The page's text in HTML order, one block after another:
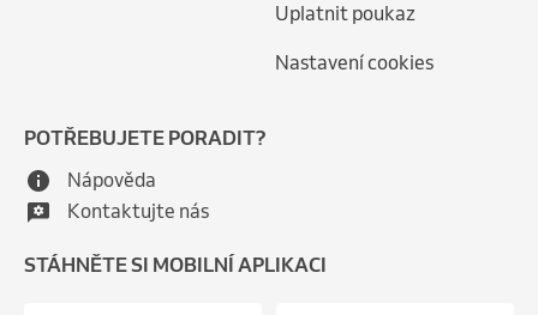
Uplatnit poukaz
Nastavení cookies
POTŘEBUJETE PORADIT?
Nápověda
Kontaktujte nás
STÁHNĚTE SI MOBILNÍ APLIKACI